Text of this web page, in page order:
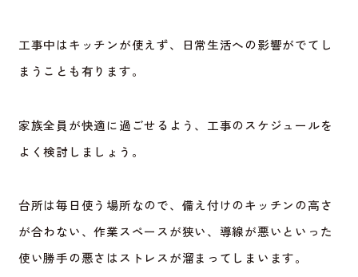
工事中はキッチンが使えず、日常生活への影響がでてし
まうことも有ります。
家族全員が快適に過ごせるよう、工事のスケジュールを
よく検討しましょう。
台所は毎日使う場所なので、備え付けのキッチンの高さ
が合わない、作業スペースが狭い、導線が悪いといった
使い勝手の悪さはストレスが溜まってしまいます。